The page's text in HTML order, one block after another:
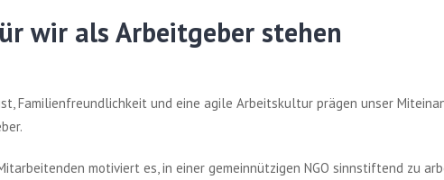
wir als Arbeitgeber stehen
Familienfreundlichkeit und eine agile Arbeitskultur prägen unser
motiviert es, in einer gemeinnützigen NGO sinnstiftend zu